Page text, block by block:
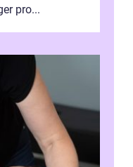
pro...